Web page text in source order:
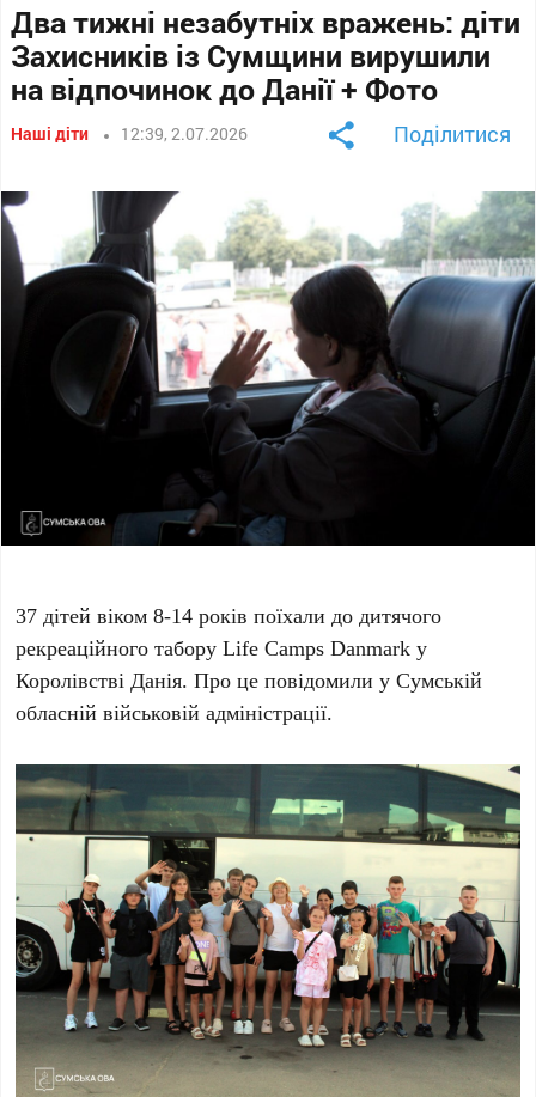
Два тижні незабутніх вражень: діти
Захисників із Сумщини вирушили
на відпочинок до Данії + Фото
Наші діти 12:39, 2.07.2026 Поділитися
37 дітей віком 8-14 років поїхали до дитячого
рекреаційного табору Life Camps Danmark у
Королівстві Данія. Про це повідомили у Сумській
обласній військовій адміністрації.